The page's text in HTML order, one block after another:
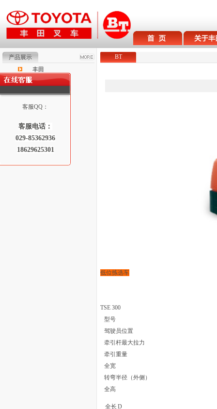
客服QQ：
客服电话：
029-85362936
18629625301
产品展示
丰田
BT
Raymond
BT
低位拣选车
TSE 300
型号
驾驶员位置
牵引杆最大拉力
牵引重量
全宽
转弯半径（外侧）
全高
全长 D